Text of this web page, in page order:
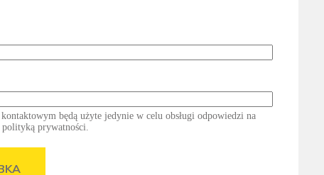
będą użyte jedynie w celu obsługi odpowiedzi na
polityką prywatności.